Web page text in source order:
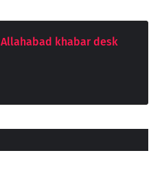
Allahabad khabar desk